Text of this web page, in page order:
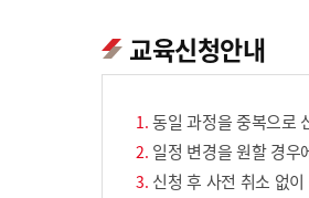
교육신청안내
동일 과정을 중복으로
일정 변경을 원할 경우
신청 후 사전 취소 없